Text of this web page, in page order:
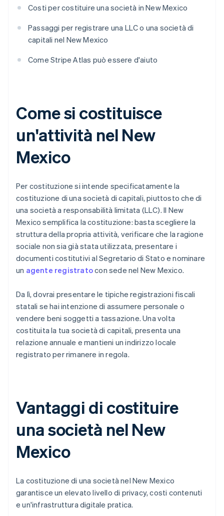
Costi per costituire una società in New Mexico
Passaggi per registrare una LLC o una società di
capitali nel New Mexico
Come Stripe Atlas può essere d'aiuto
Come si costituisce
un'attività nel New
Mexico
Per costituzione si intende specificatamente la
costituzione di una società di capitali, piuttosto che di
una società a responsabilità limitata (LLC). Il New
Mexico semplifica la costituzione: basta scegliere la
struttura della propria attività, verificare che la ragione
sociale non sia già stata utilizzata, presentare i
documenti costitutivi al Segretario di Stato e nominare
un agente registratocon sede nel New Mexico.
Da lì, dovrai presentare le tipiche registrazioni fiscali
statali se hai intenzione di assumere personale o
vendere beni soggetti a tassazione. Una volta
costituita la tua società di capitali, presenta una
relazione annuale e mantieni un indirizzo locale
registrato per rimanere in regola.
Vantaggi di costituire
una società nel New
Mexico
La costituzione di una società nel New Mexico
garantisce un elevato livello di privacy, costi contenuti
e un'infrastruttura digitale pratica.